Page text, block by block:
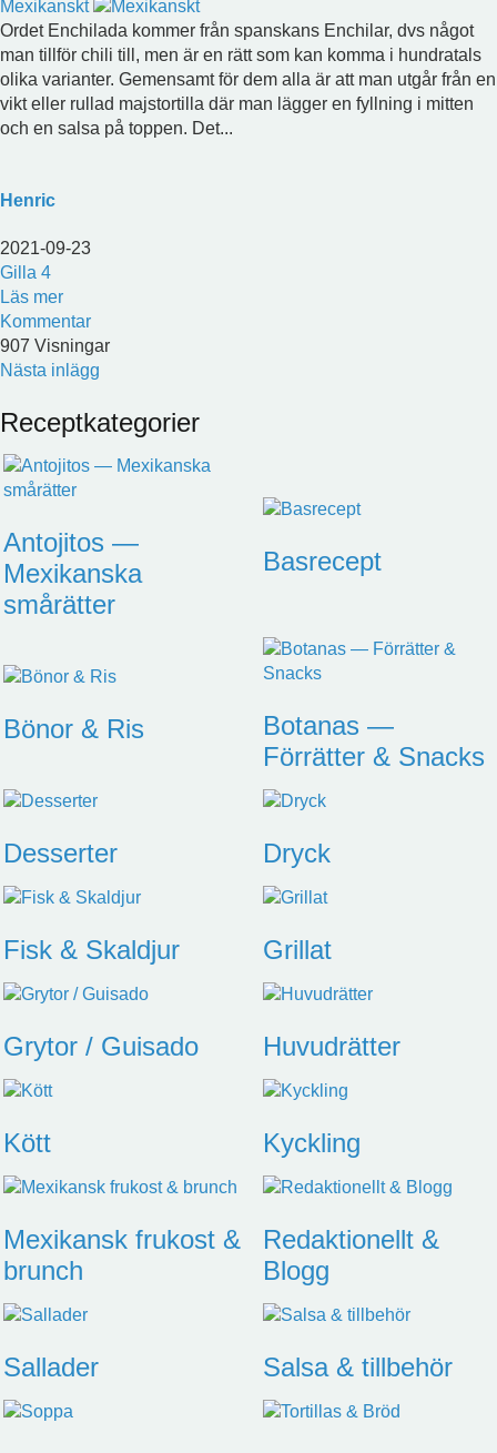
Mexikanskt
Ordet Enchilada kommer från spanskans Enchilar, dvs något
man tillför chili till, men är en rätt som kan komma i hundratals
olika varianter. Gemensamt för dem alla är att man utgår från en
vikt eller rullad majstortilla där man lägger en fyllning i mitten
och en salsa på toppen. Det...
Henric
2021-09-23
Gilla 4
Läs mer
Kommentar
907 Visningar
Nästa inlägg
Receptkategorier
Antojitos —
Mexikanska
smårätter
Basrecept
Bönor & Ris
Botanas —
Förrätter & Snacks
Desserter Dryck
Fisk & Skaldjur Grillat
Grytor / Guisado Huvudrätter
Kött Kyckling
Mexikansk frukost &
brunch
Redaktionellt &
Blogg
Sallader Salsa & tillbehör